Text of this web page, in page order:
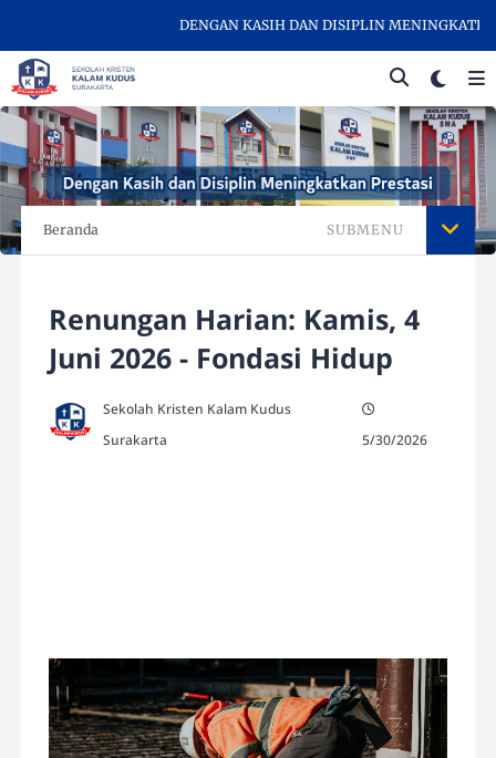
DENGAN KASIH DAN DISIPLIN MENINGKATKAN
Beranda SUBMENU
Renungan Harian: Kamis, 4
Juni 2026 - Fondasi Hidup
Sekolah Kristen Kalam Kudus
Surakarta
5/30/2026